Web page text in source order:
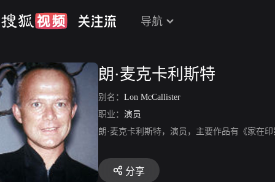
导航
朗·麦克卡利斯特
别名： Lon McCallister
职业： 演员
朗·麦克卡利斯特，演员，主要作品有《家在
分享